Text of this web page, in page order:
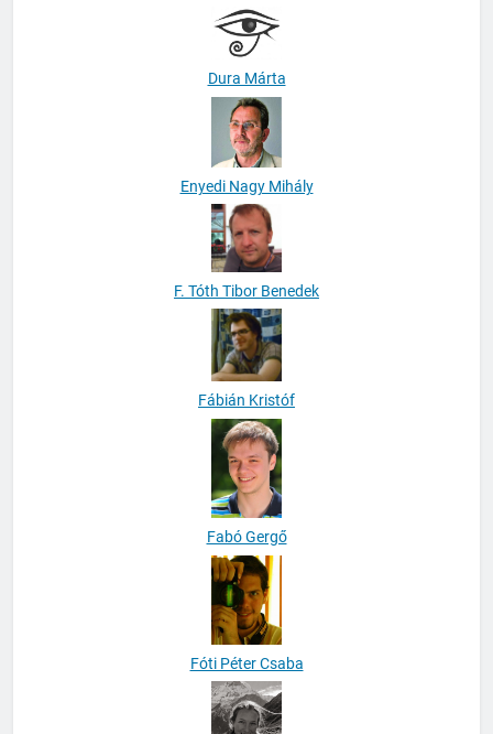
Dura Márta
Enyedi Nagy Mihály
F. Tóth Tibor Benedek
Fábián Kristóf
Fabó Gergő
Fóti Péter Csaba